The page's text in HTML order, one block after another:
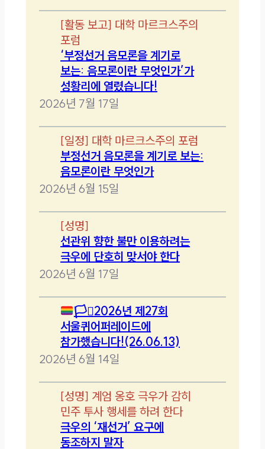
[활동 보고] 대학 마르크스주의
포럼
‘부정선거 음모론을 계기로
보는: 음모론이란 무엇인가’가
성황리에 열렸습니다!
2026년 7월 17일
[일정] 대학 마르크스주의 포럼
부정선거 음모론을 계기로 보는:
음모론이란 무엇인가
2026년 6월 15일
[성명]
선관위 향한 불만 이용하려는
극우에 단호히 맞서야 한다
2026년 6월 17일
🏳️‍⚧️2026년 제27회
서울퀴어퍼레이드에
참가했습니다!(26.06.13)
2026년 6월 14일
[성명] 계엄 옹호 극우가 감히
민주 투사 행세를 하려 한다
극우의 ‘재선거’ 요구에
동조하지 말자